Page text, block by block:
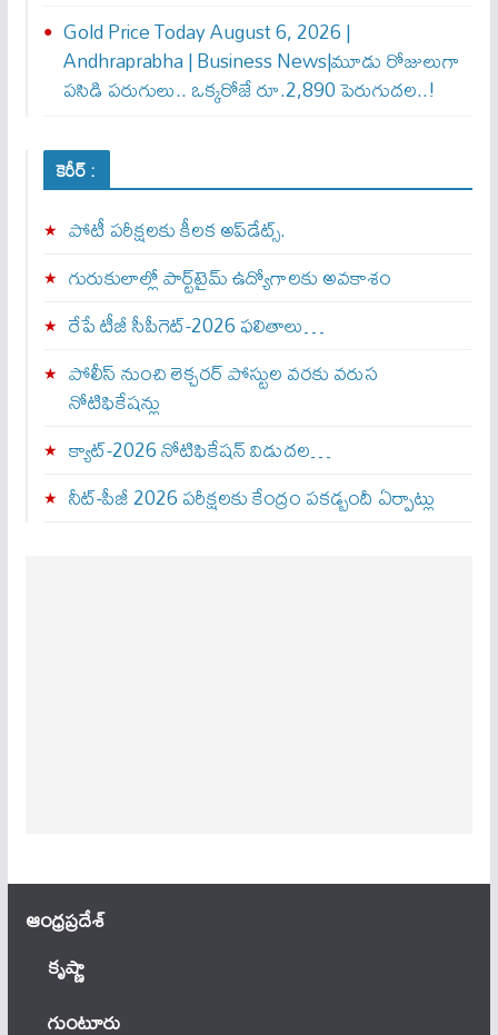
Gold Price Today August 6, 2026 |
Andhraprabha | Business News|మూడు రోజులుగా
పసిడి పరుగులు.. ఒక్కరోజే రూ.2,890 పెరుగుద‌ల‌..!
కెరీర్ :
పోటీ పరీక్షలకు కీలక అప్‌డేట్స్.
గురుకులాల్లో పార్ట్‌టైమ్ ఉద్యోగాలకు అవకాశం
రేపే టీజీ సీపీగెట్‌-2026 ఫలితాలు…
పోలీస్ నుంచి లెక్చరర్ పోస్టుల వరకు వరుస
నోటిఫికేషన్లు
క్యాట్-2026 నోటిఫికేషన్ విడుదల…
నీట్-పీజీ 2026 పరీక్షలకు కేంద్రం పకడ్బందీ ఏర్పాట్లు
ఆంధ్ర‌ప్ర‌దేశ్
కృష్ణా
గుంటూరు